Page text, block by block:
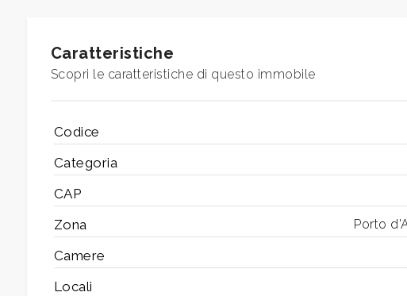
Caratteristiche
Scopri le caratteristiche di questo immobile
Codice
Categoria
CAP
Zona Porto
Camere
Locali
minime